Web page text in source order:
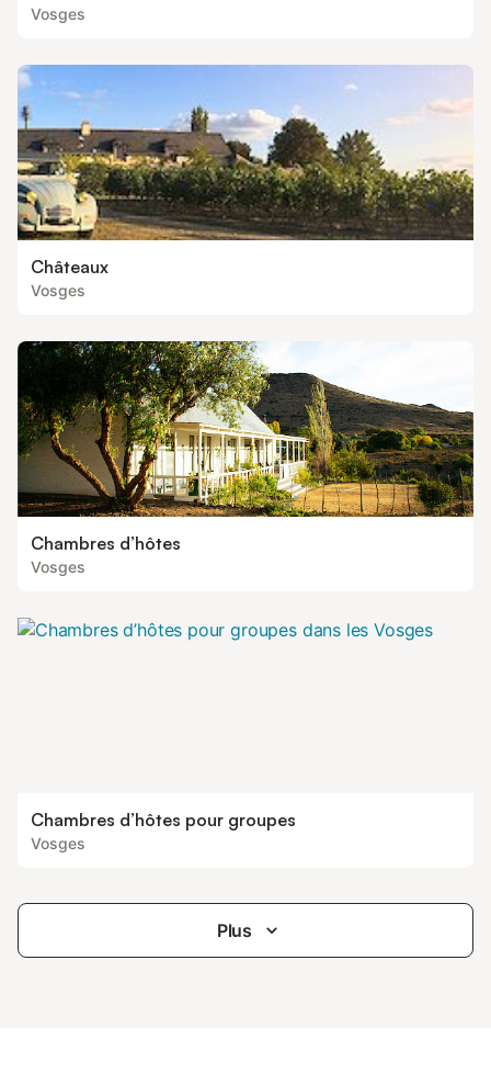
Vosges
Châteaux
Vosges
Chambres d’hôtes
Vosges
Chambres d’hôtes pour groupes
Vosges
Plus